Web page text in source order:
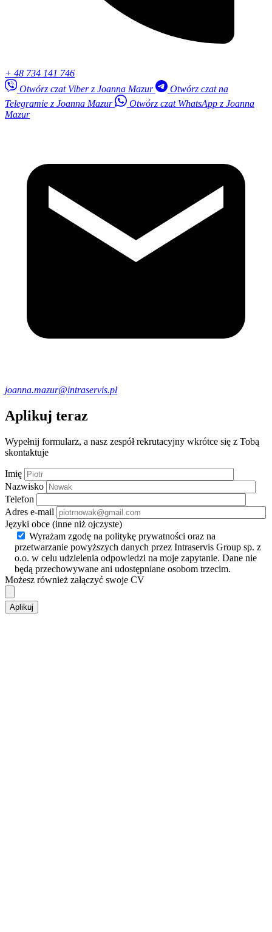
+ 48 734 141 746
Otwórz czat Viber z Joanna Mazur
Otwórz czat na
Telegramie z Joanna Mazur
Otwórz czat WhatsApp z Joanna
Mazur
joanna.mazur@intraservis.pl
Aplikuj teraz
Wypełnij formularz, a nasz zespół rekrutacyjny wkrótce się z Tobą
skontaktuje
Imię
Nazwisko
Telefon
Adres e-mail
Języki obce (inne niż ojczyste)
Wyrażam zgodę na politykę prywatności oraz na
przetwarzanie powyższych danych przez Intraservis Group sp. z
o.o. w celu udzielenia odpowiedzi na moje zapytanie. Dane nie
będą przechowywane ani udostępniane osobom trzecim.
Możesz również załączyć swoje CV